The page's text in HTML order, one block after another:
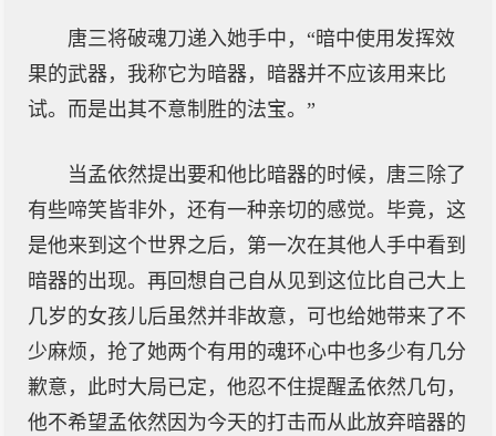
唐三将破魂刀递入她手中，“暗中使用发挥效
果的武器，我称它为暗器，暗器并不应该用来比
试。而是出其不意制胜的法宝。”
当孟依然提出要和他比暗器的时候，唐三除了
有些啼笑皆非外，还有一种亲切的感觉。毕竟，这
是他来到这个世界之后，第一次在其他人手中看到
暗器的出现。再回想自己自从见到这位比自己大上
几岁的女孩儿后虽然并非故意，可也给她带来了不
少麻烦，抢了她两个有用的魂环心中也多少有几分
歉意，此时大局已定，他忍不住提醒孟依然几句，
他不希望孟依然因为今天的打击而从此放弃暗器的